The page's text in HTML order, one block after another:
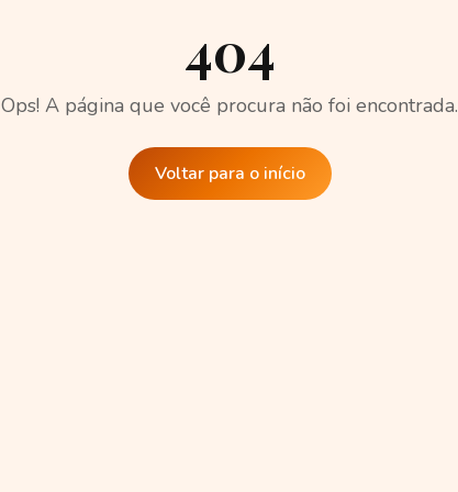
404
Ops! A página que você procura não foi encontrada.
Voltar para o início